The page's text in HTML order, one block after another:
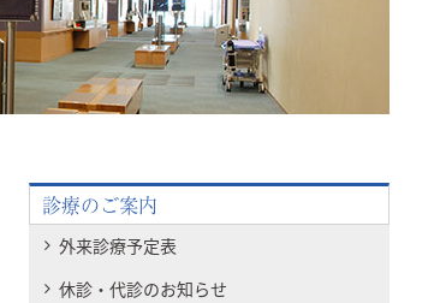
診療のご案内
外来診療予定表
休診・代診のお知らせ